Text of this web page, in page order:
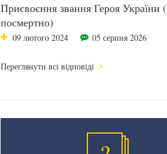
Присвоєння звання Героя України (
посмертно)
09 лютого 2024 05 серпня 2026
Переглянути всі відповіді